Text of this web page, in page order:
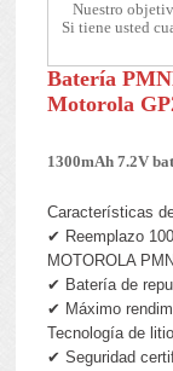
Nuestro
Si tiene usted
Batería
Motorola
1300mAh 7.2V
Características
✔ Reemplazo
MOTOROLA
✔ Batería de
✔ Máximo
Tecnología de
✔ Seguridad